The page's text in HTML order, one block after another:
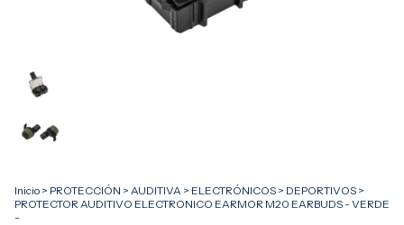
Inicio > PROTECCIÓN > AUDITIVA > ELECTRÓNICOS > DEPORTIVOS >
PROTECTOR AUDITIVO ELECTRONICO EARMOR M20 EARBUDS - VERDE
-